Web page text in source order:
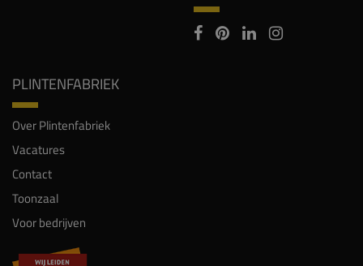
PLINTENFABRIEK
Over Plintenfabriek
Vacatures
Contact
Toonzaal
Voor bedrijven